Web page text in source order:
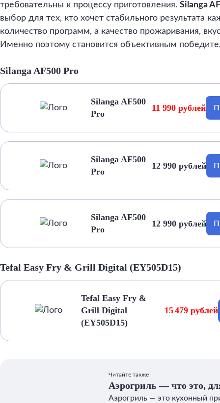
требовательны к процессу приготовления. Silanga
выбор для тех, кто хочет стабильного результата
количество программ, а качество прожаривания,
Именно поэтому становится объективным
Silanga AF500 Pro
Silanga AF500
Pro
11 990 рублей
Silanga AF500
Pro
12 990 рублей
Silanga AF500
Pro
12 990 рублей
Tefal Easy Fry & Grill Digital (EY505D15)
Tefal Easy Fry &
Grill Digital
(EY505D15)
15 479 рублей
Читайте также
Аэрогриль — что это,
покупать
Аэрогриль — это кухонный